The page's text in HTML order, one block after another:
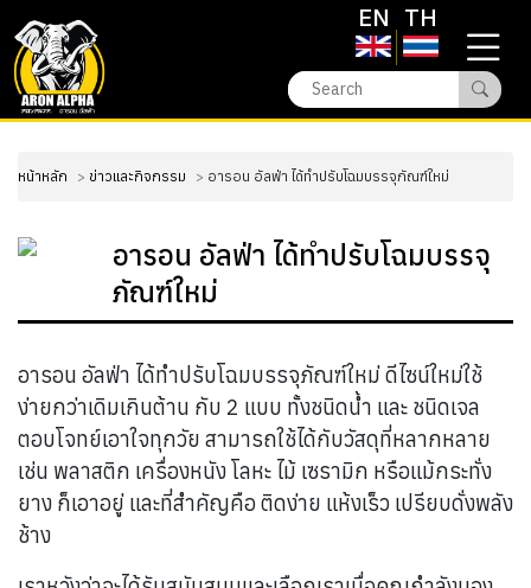
EN TH
หน้าหลัก ข่าวและกิจกรรม อารอน อัลฟ่า ได้ทำปรับโฉมบรรจุภัณฑ์ใหม่
อารอน อัลฟ่า ได้ทำปรับโฉมบรรจุ
ภัณฑ์ใหม่
อารอน อัลฟ่า ได้ทำปรับโฉมบรรจุภัณฑ์ใหม่ ดีไซน์ใหม่ใช้
ง่ายกว่าเดิมเกินต้าน กับ 2 แบบ ทั้งชนิดน้ำ และ ชนิดเจล
ตอบโจทย์เอาใจทุกวัย สามารถใช้ได้กับวัสดุที่หลากหลาย
เช่น พลาสติก เครื่องหนัง โลหะ ไม้ เซรามิก หรือแม้กระทั่ง
ยาง ก็เอาอยู่ และที่สำคัญคือ ติดง่าย แห้งเร็ว เปรียบดั่งพลัง
ช้าง